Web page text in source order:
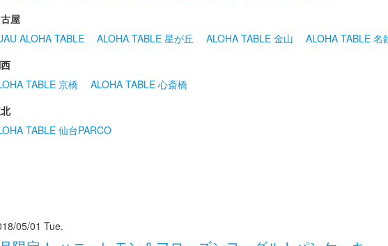
屋
ALOHA TABLE
ALOHA TABLE 星が丘 ALOHA TABLE 金山
ALOHA TABLE 名
TABLE 京橋
ALOHA TABLE 心斎橋
TABLE 仙台PARCO
05/01 Tue.